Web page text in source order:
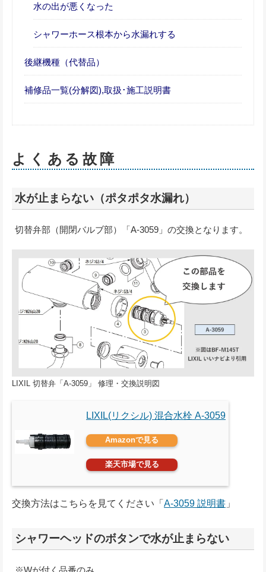
水の出が悪くなった
シャワーホース根本から水漏れする
後継機種（代替品）
補修品一覧(分解図),取扱･施工説明書
よくある故障
水が止まらない（ポタポタ水漏れ）
切替弁部（開閉バルブ部）「A-3059」の交換となります。
LIXIL 切替弁「A-3059」 修理・交換説明図
LIXIL(リクシル) 混合水栓 A-3059
Amazonで見る
楽天市場で見る
交換方法はこちらを見てください「 A-3059 説明書 」
シャワーヘッドのボタンで水が止まらない
※Wが付く品番のみ